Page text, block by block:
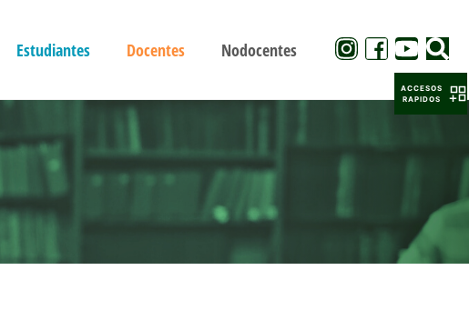
Estudiantes Docentes Nodocentes
ACCESOS
RAPIDOS